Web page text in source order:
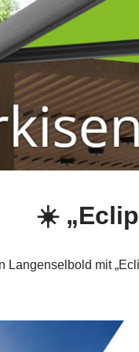
☀️
Langenselbold mit